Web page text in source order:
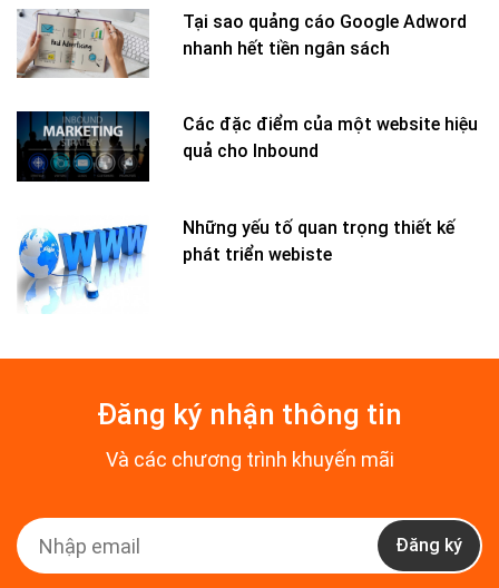
Tại sao quảng cáo Google Adword
nhanh hết tiền ngân sách
Các đặc điểm của một website hiệu
quả cho Inbound
Những yếu tố quan trọng thiết kế
phát triển webiste
Đăng ký nhận thông tin
Và các chương trình khuyến mãi
Đăng ký